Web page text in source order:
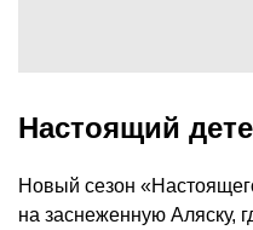
Настоящий
Новый сезон
на заснеженную Аляску,